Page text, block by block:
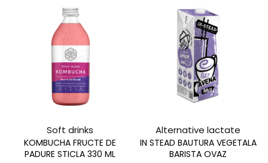
Soft drinks
KOMBUCHA FRUCTE DE
PADURE STICLA 330 ML
Alternative lactate
IN STEAD BAUTURA VEGETALA
BARISTA OVAZ